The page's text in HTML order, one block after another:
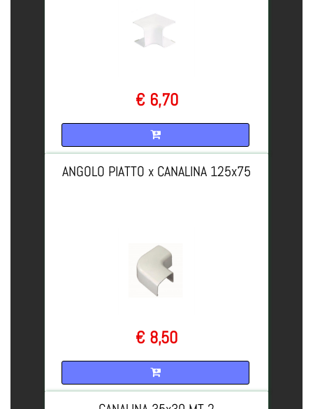
€ 6,70
ANGOLO PIATTO x CANALINA 125x75
€ 8,50